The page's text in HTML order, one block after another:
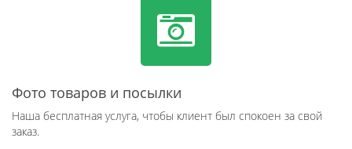
Фото товаров и посылки
Наша бесплатная услуга, чтобы клиент был спокоен за свой
заказ.